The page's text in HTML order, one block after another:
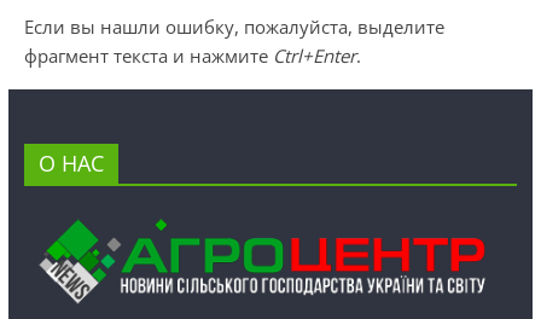
Если вы нашли ошибку, пожалуйста, выделите
фрагмент текста и нажмите Ctrl+Enter.
О НАС